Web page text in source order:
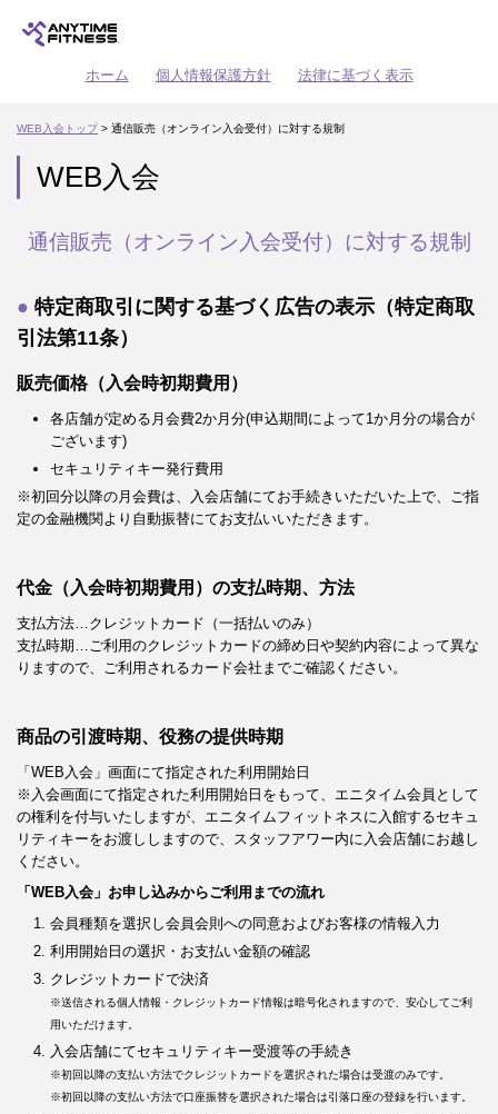
ホーム 個人情報保護方針 法律に基づく表示
WEB入会トップ> 通信販売（オンライン入会受付）に対する規制
WEB入会
通信販売（オンライン入会受付）に対する規制
特定商取引に関する基づく広告の表示（特定商取
引法第11条）
販売価格（入会時初期費用）
各店舗が定める月会費2か月分(申込期間によって1か月分の場合が
ございます)
セキュリティキー発行費用
※初回分以降の月会費は、入会店舗にてお手続きいただいた上で、ご指
定の金融機関より自動振替にてお支払いいただきます。
代金（入会時初期費用）の支払時期、方法
支払方法…クレジットカード（一括払いのみ）
支払時期…ご利用のクレジットカードの締め日や契約内容によって異な
りますので、ご利用されるカード会社までご確認ください。
商品の引渡時期、役務の提供時期
「WEB入会」画面にて指定された利用開始日
※入会画面にて指定された利用開始日をもって、エニタイム会員として
の権利を付与いたしますが、エニタイムフィットネスに入館するセキュ
リティキーをお渡ししますので、スタッフアワー内に入会店舗にお越し
ください。
「WEB入会」お申し込みからご利用までの流れ
会員種類を選択し会員会則への同意およびお客様の情報入力
利用開始日の選択・お支払い金額の確認
クレジットカードで決済
※送信される個人情報・クレジットカード情報は暗号化されますので、安心してご利
用いただけます。
入会店舗にてセキュリティキー受渡等の手続き
※初回以降の支払い方法でクレジットカードを選択された場合は受渡のみです。
※初回以降の支払い方法で口座振替を選択された場合は引落口座の登録を行います。